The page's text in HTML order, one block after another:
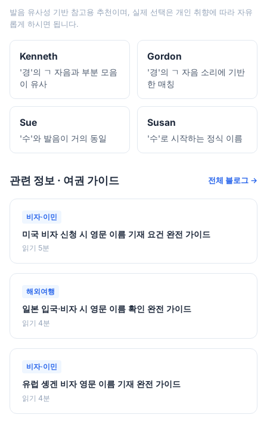
발음 유사성 기반 참고용 추천이며, 실제 선택은 개인 취향에 따라 자유
롭게 하시면 됩니다.
Kenneth
'경'의 ㄱ 자음과 부분 모음
이 유사
Gordon
'경'의 ㄱ 자음 소리에 기반
한 매칭
Sue
'수'와 발음이 거의 동일
Susan
'수'로 시작하는 정식 이름
관련 정보 · 여권 가이드 전체 블로그 →
비자·이민
미국 비자 신청 시 영문 이름 기재 요건 완전 가이드
읽기 5분
해외여행
일본 입국·비자 시 영문 이름 확인 완전 가이드
읽기 4분
비자·이민
유럽 솅겐 비자 영문 이름 기재 완전 가이드
읽기 4분